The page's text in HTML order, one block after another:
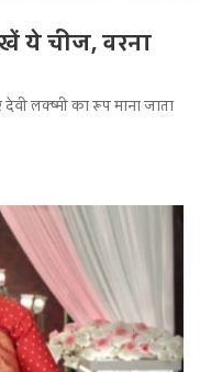
ये चीज, वरना
लक्ष्मी का रूप माना जाता